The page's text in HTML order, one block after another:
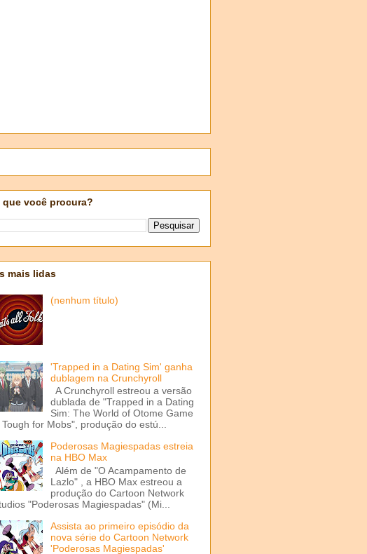
que você procura?
mais lidas
(nenhum título)
'Trapped in a Dating Sim' ganha
dublagem na Crunchyroll
A Crunchyroll estreou a versão
dublada de "Trapped in a Dating
Sim: The World of Otome Game
Tough for Mobs", produção do estú...
Poderosas Magiespadas estreia
na HBO Max
Além de "O Acampamento de
Lazlo" , a HBO Max estreou a
produção do Cartoon Network
"Poderosas Magiespadas" (Mi...
Assista ao primeiro episódio da
nova série do Cartoon Network
'Poderosas Magiespadas'